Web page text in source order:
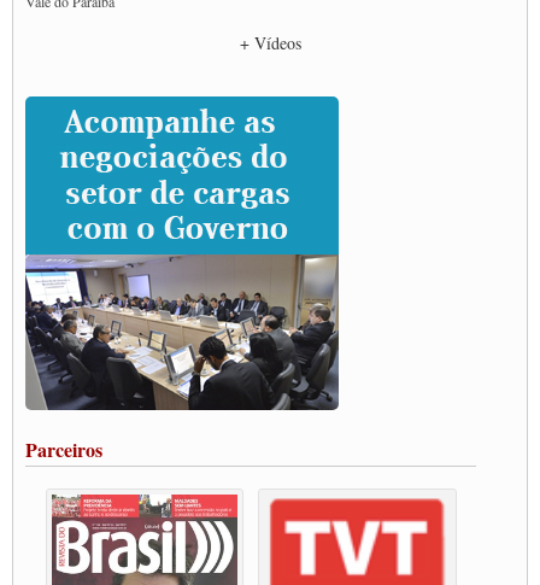
Caminhoneiros prometem paralisação e cobram diálogo com Lula
CNTTL e lideranças de caminhoneiros participam de debate sobre saúde nas
rodovias
Paulinho e Litti debatem política global para transporte rodoviário de cargas na
SUTCRA no Uruguai
Grande Conquista da Categoria transporte de Cargas e Caminhoneiros Autonomos
ENCONTRO INTERNACIONAL EM APOIO A CLASSE TRABALHADORA
DO BRASIL E A ELEIÇÃO 2022
Carta às Brasileiras e aos Brasileiros em Defesa do Estado Democrático de Direito
Paulinho, presidente da CNTTL, faz balanço do 3º Congresso da CNTTL
Caminhoneiros aprovam greve a partir do 1º de novembro
Rodoviários de Feira Santana fazem Assembleia para avaliar proposta de reajuste
salarial
Vacina Já: Lockdown de 24 horas dos trabalhadores em transportes está mantido,
Condutores de Guarulhos farão greve sanitária nesta terça-feira (20)
Paralisação dos Caminhoneiros na #BR285, entrocamento que liga o Mercosul ao
Rio Grande
Caminhoneiros bloqueiam duas faixas na Castello Branco e fazem protesto
+ Vídeos
Parceiros